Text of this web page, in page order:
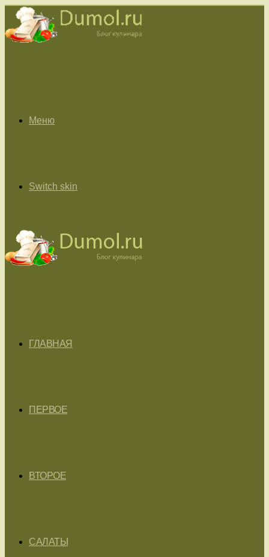
Меню
Switch skin
ГЛАВНАЯ
ПЕРВОЕ
ВТОРОЕ
САЛАТЫ